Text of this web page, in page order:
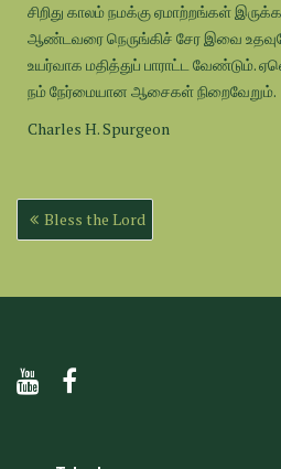
சிறிது காலம் நமக்கு ஏமாற்றங்கள்
ஆண்டவரை நெருங்கிச் சேர இவை
உயர்வாக மதித்துப் பாராட்ட வேண்டும்.
நம் நேர்மையான ஆசைகள் நிறைவேறும்.
Charles H. Spurgeon
Post
navigation
Bless the Lord